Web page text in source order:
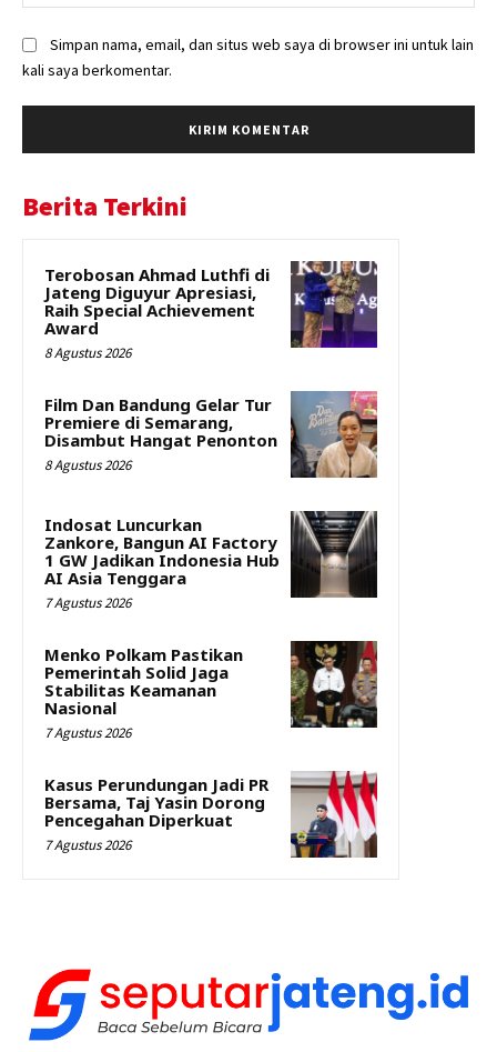
Simpan nama, email, dan situs web saya di browser ini untuk lain
kali saya berkomentar.
Berita Terkini
Terobosan Ahmad Luthfi di
Jateng Diguyur Apresiasi,
Raih Special Achievement
Award
8 Agustus 2026
Film Dan Bandung Gelar Tur
Premiere di Semarang,
Disambut Hangat Penonton
8 Agustus 2026
Indosat Luncurkan
Zankore, Bangun AI Factory
1 GW Jadikan Indonesia Hub
AI Asia Tenggara
7 Agustus 2026
Menko Polkam Pastikan
Pemerintah Solid Jaga
Stabilitas Keamanan
Nasional
7 Agustus 2026
Kasus Perundungan Jadi PR
Bersama, Taj Yasin Dorong
Pencegahan Diperkuat
7 Agustus 2026